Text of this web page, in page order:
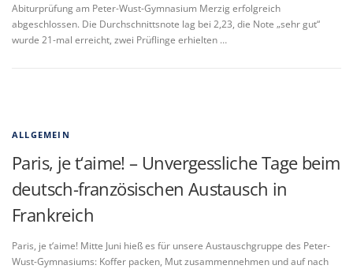
Abiturprüfung am Peter-Wust-Gymnasium Merzig erfolgreich
abgeschlossen. Die Durchschnittsnote lag bei 2,23, die Note „sehr gut“
wurde 21-mal erreicht, zwei Prüflinge erhielten …
ALLGEMEIN
Paris, je t‘aime! – Unvergessliche Tage beim
deutsch-französischen Austausch in
Frankreich
Paris, je t‘aime! Mitte Juni hieß es für unsere Austauschgruppe des Peter-
Wust-Gymnasiums: Koffer packen, Mut zusammennehmen und auf nach